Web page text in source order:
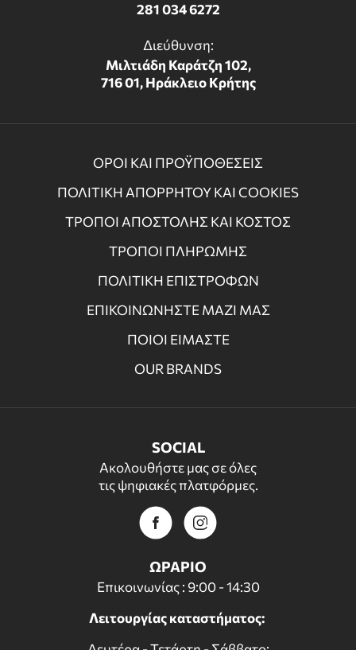
281 034 6272
Διεύθυνση:
Μιλτιάδη Καράτζη 102,
716 01, Ηράκλειο Κρήτης
ΟΡΟΙ ΚΑΙ ΠΡΟΫΠΟΘΕΣΕΙΣ
ΠΟΛΙΤΙΚΗ ΑΠΟΡΡΗΤΟΥ ΚΑΙ COOKIES
ΤΡΟΠΟΙ ΑΠΟΣΤΟΛΗΣ ΚΑΙ ΚΟΣΤΟΣ
ΤΡΟΠΟΙ ΠΛΗΡΩΜΗΣ
ΠΟΛΙΤΙΚΗ ΕΠΙΣΤΡΟΦΩΝ
ΕΠΙΚΟΙΝΩΝΗΣΤΕ ΜΑΖΙ ΜΑΣ
ΠΟΙΟΙ ΕΙΜΑΣΤΕ
OUR BRANDS
SOCIAL
Ακολουθήστε μας σε όλες
τις ψηφιακές πλατφόρμες.
ΩΡΑΡΙΟ
Επικοινωνίας : 9:00 - 14:30
Λειτουργίας καταστήματος: